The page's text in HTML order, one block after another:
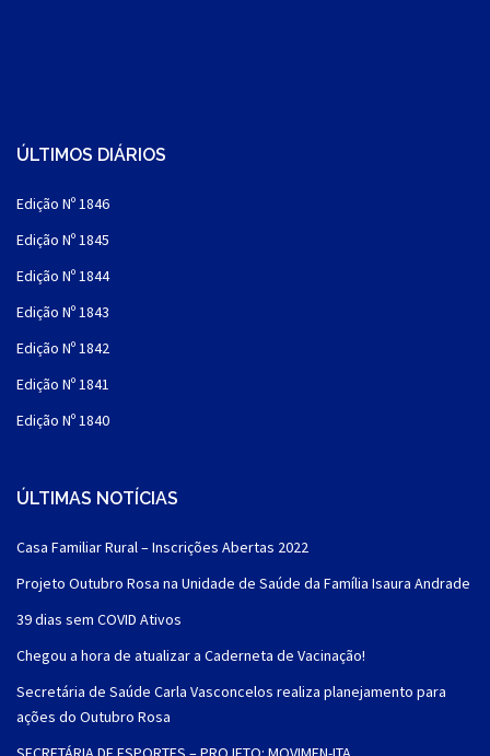
ÚLTIMOS DIÁRIOS
Edição Nº 1846
Edição Nº 1845
Edição Nº 1844
Edição Nº 1843
Edição Nº 1842
Edição Nº 1841
Edição Nº 1840
ÚLTIMAS NOTÍCIAS
Casa Familiar Rural – Inscrições Abertas 2022
Projeto Outubro Rosa na Unidade de Saúde da Família Isaura Andrade
39 dias sem COVID Ativos
Chegou a hora de atualizar a Caderneta de Vacinação!
Secretária de Saúde Carla Vasconcelos realiza planejamento para
ações do Outubro Rosa